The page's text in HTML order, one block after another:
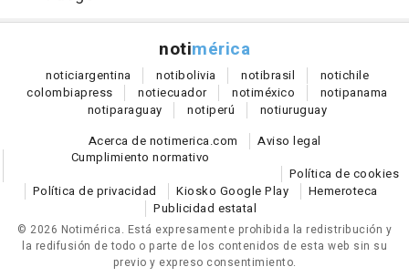
notimérica
noticiargentina notibolivia notibrasil notichile
colombiapress notiecuador notiméxico notipanama
notiparaguay notiperú notiuruguay
Acerca de notimerica.com
Aviso legal
Cumplimiento normativo
Política de cookies
Política de privacidad
Kiosko Google Play
Hemeroteca
Publicidad estatal
© 2026 Notimérica. Está expresamente prohibida la redistribución y
la redifusión de todo o parte de los contenidos de esta web sin su
previo y expreso consentimiento.